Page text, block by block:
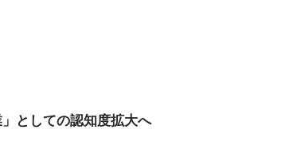
」としての認知度拡大へ